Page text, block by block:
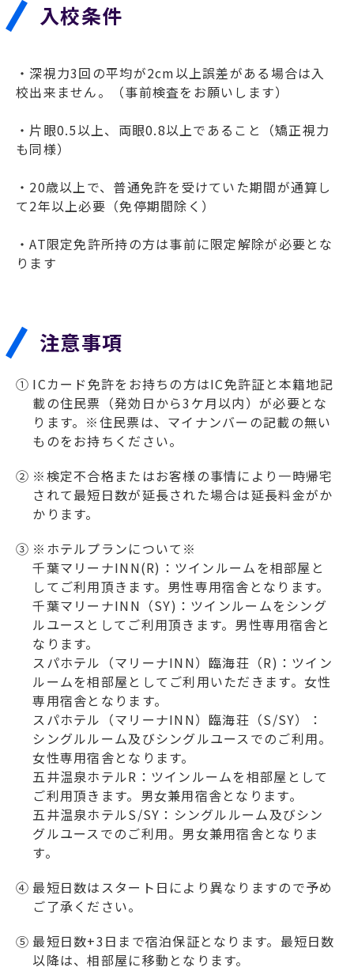
入校条件
・深視力3回の平均が2cm以上誤差がある場合は入
校出来ません。（事前検査をお願いします）
・片眼0.5以上、両眼0.8以上であること（矯正視力
も同様）
・20歳以上で、普通免許を受けていた期間が通算し
て2年以上必要（免停期間除く）
・AT限定免許所持の方は事前に限定解除が必要とな
ります
注意事項
① ICカード免許をお持ちの方はIC免許証と本籍地記
載の住民票（発効日から3ケ月以内）が必要とな
ります。※住民票は、マイナンバーの記載の無い
ものをお持ちください。
② ※検定不合格またはお客様の事情により一時帰宅
されて最短日数が延長された場合は延長料金がか
かります。
③ ※ホテルプランについて※
千葉マリーナINN(R)：ツインルームを相部屋と
してご利用頂きます。男性専用宿舎となります。
千葉マリーナINN（SY)：ツインルームをシング
ルユースとしてご利用頂きます。男性専用宿舎と
なります。
スパホテル（マリーナINN）臨海荘（R)：ツイン
ルームを相部屋としてご利用いただきます。女性
専用宿舎となります。
スパホテル（マリーナINN）臨海荘（S/SY）：
シングルルーム及びシングルユースでのご利用。
女性専用宿舎となります。
五井温泉ホテルR：ツインルームを相部屋として
ご利用頂きます。男女兼用宿舎となります。
五井温泉ホテルS/SY：シングルルーム及びシン
グルユースでのご利用。男女兼用宿舎となりま
す。
④ 最短日数はスタート日により異なりますので予め
ご了承ください。
⑤ 最短日数+3日まで宿泊保証となります。最短日数
以降は、相部屋に移動となります。